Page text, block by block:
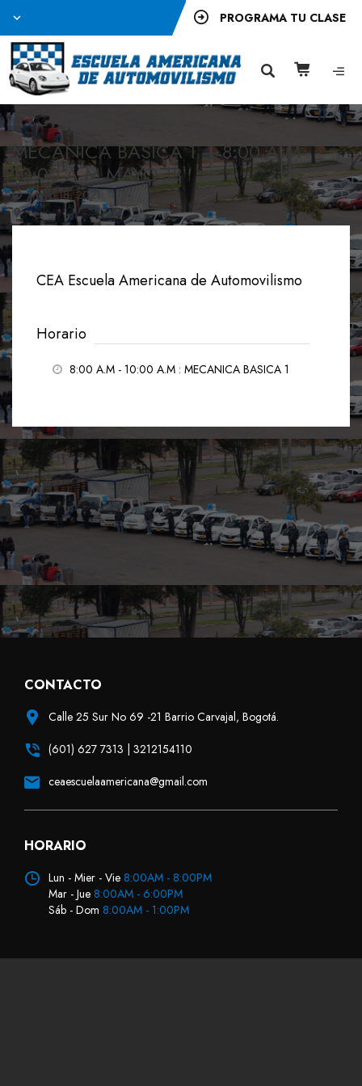
PROGRAMA TU CLASE
MECANICA BASICA 1 – 8:00 A.M-
10:00 A.M MAYO 18
Mayo 18, 2021
CEA Escuela Americana de Automovilismo
Horario
8:00 A.M - 10:00 A.M : MECANICA BASICA 1
CONTACTO
Calle 25 Sur No 69 -21 Barrio Carvajal, Bogotá.
(601) 627 7313 | 3212154110
ceaescuelaamericana@gmail.com
HORARIO
Lun - Mier - Vie 8:00AM - 8:00PM
Mar - Jue 8:00AM - 6:00PM
Sáb - Dom 8:00AM - 1:00PM